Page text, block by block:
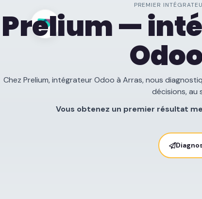
PREMIER
Prelium —
Chez Prelium, intégrateur Odoo à Arras, nous
décisions, au
Vous obtenez un premier résultat